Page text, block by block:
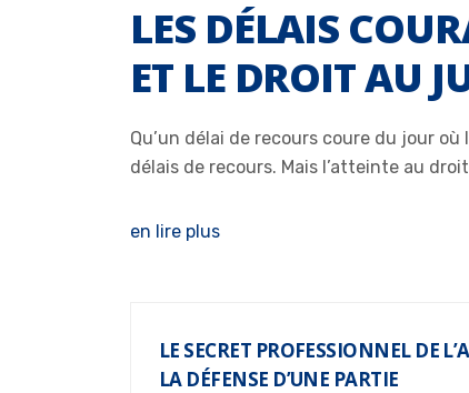
LES DÉLAIS
ET LE DROIT AU
Qu’un délai de recours coure du jour
délais de recours. Mais l’atteinte au
en lire plus
LE SECRET PROFESSIONNEL DE
LA DÉFENSE D’UNE PARTIE